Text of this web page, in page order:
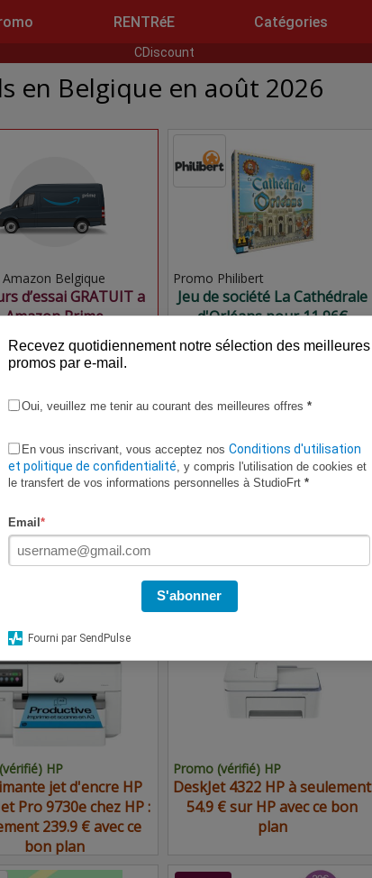
RENTRéE Catégories
CDiscount
en Belgique en août 2026
Amazon Belgique
d’essai GRATUIT a
Amazon Prime
Promo Philibert
Jeu de société La Cathédrale
d'Orléans pour 11,96€
CDiscount
expire bientôt
pour le
OLED SAMSUNG
en promo chez
expire bientôt
Lave-linge
Samsung WF20DG8650BVU3
à seulement 908.99 € sur
CDiscount avec ce bon plan
HP
jet d'encre HP
Pro 9730e chez HP :
239.9 € avec ce
bon plan
Promo (vérifié) HP
DeskJet 4322 HP à seulement
54.9 € sur HP avec ce bon
plan
Recevez quotidiennement notre sélection des meilleures
promos par e-mail.
Oui, veuillez me tenir au courant des meilleures offres *
En vous inscrivant, vous acceptez nos Conditions d'utilisation
et politique de confidentialité, y compris l'utilisation de cookies et
le transfert de vos informations personnelles à StudioFrt *
Email *
S'abonner
Fourni par SendPulse